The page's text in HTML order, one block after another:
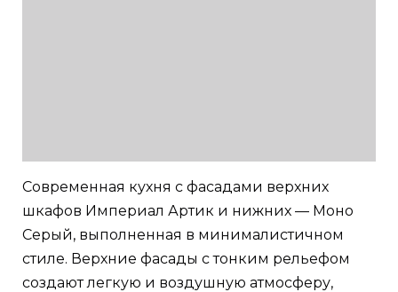
Современная кухня с фасадами верхних
шкафов Империал Артик и нижних — Моно
Серый, выполненная в минималистичном
стиле. Верхние фасады с тонким рельефом
создают легкую и воздушную атмосферу,